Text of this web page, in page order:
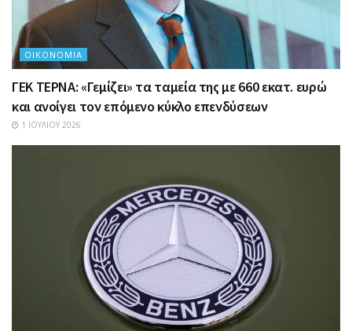
ΟΙΚΟΝΟΜΊΑ
ΓΕΚ ΤΕΡΝΑ: «Γεμίζει» τα ταμεία της με 660 εκατ. ευρώ
και ανοίγει τον επόμενο κύκλο επενδύσεων
1 ΙΟΥΛΊΟΥ 2026